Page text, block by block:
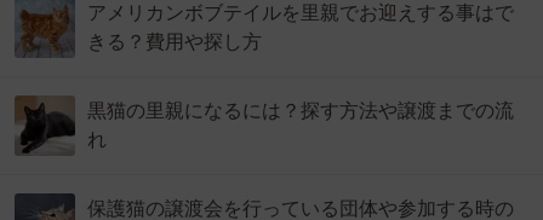
アメリカンボブテイルを里親でお迎えする事はで
きる？費用や探し方
黒猫の里親になるには？探す方法や譲渡までの流
れ
保護猫の譲渡会を行っている団体や参加する時の